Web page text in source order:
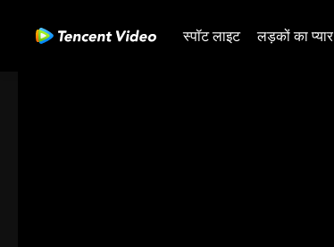
स्पॉट लाइट लड़कों का प्यार